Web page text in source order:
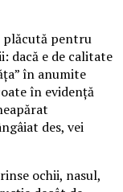
plăcută pentru
dacă e de calitate
în anumite
în evidență
des, vei
ochii, nasul,